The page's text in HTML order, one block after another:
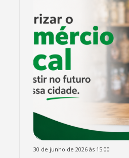
30 de junho de 2026 às 15:00